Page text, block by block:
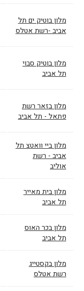
מלון בוטיק ים תל
אביב -רשת אטלס
מלון בוטיק סבוי
תל אביב
מלון בזאר רשת
פתאל - תל אביב
מלון ביי וואטצ תל
אביב - רשת
אוליב
מלון בית מאייר
תל אביב
מלון בכר האוס
תל אביב
מלון בקסטייג
רשת אטלס